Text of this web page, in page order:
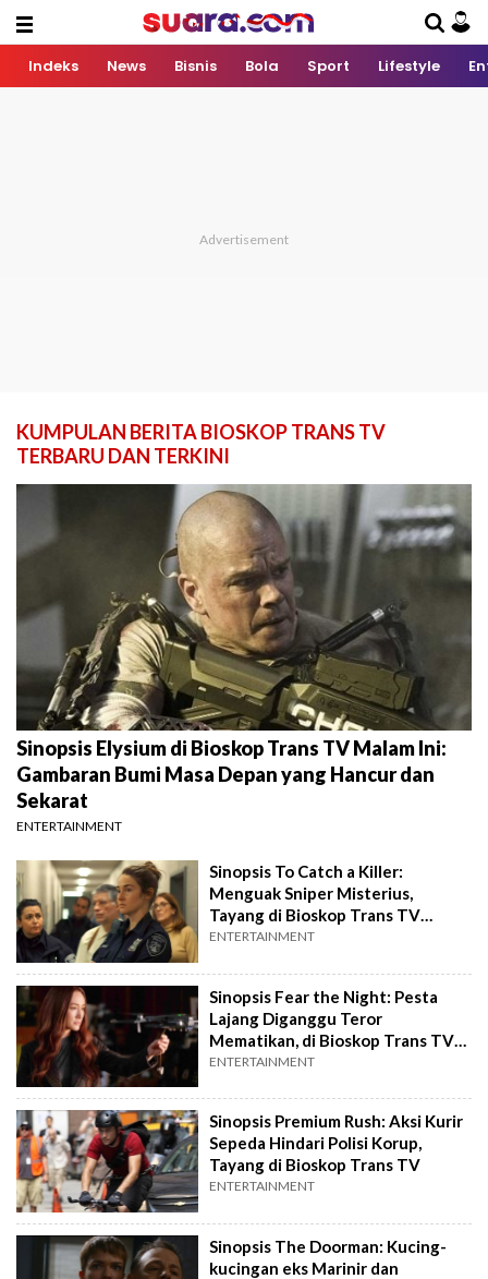
Indeks News Bisnis Bola Sport Lifestyle
KUMPULAN BERITA BIOSKOP TRANS TV
TERBARU DAN TERKINI
Sinopsis Elysium di Bioskop Trans TV Malam Ini:
Gambaran Bumi Masa Depan yang Hancur dan
Sekarat
ENTERTAINMENT
Sinopsis To Catch a Killer:
Menguak Sniper Misterius,
Tayang di Bioskop Trans TV
Malam Ini
ENTERTAINMENT
Sinopsis Fear the Night: Pesta
Lajang Diganggu Teror
Mematikan, di Bioskop Trans TV
Malam Ini
ENTERTAINMENT
Sinopsis Premium Rush: Aksi Kurir
Sepeda Hindari Polisi Korup,
Tayang di Bioskop Trans TV
ENTERTAINMENT
Sinopsis The Doorman: Kucing-
kucingan eks Marinir dan